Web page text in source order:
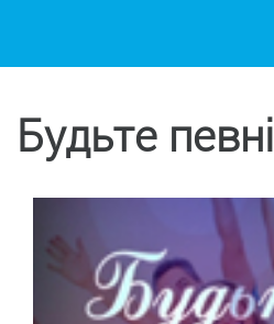
Будьте певні